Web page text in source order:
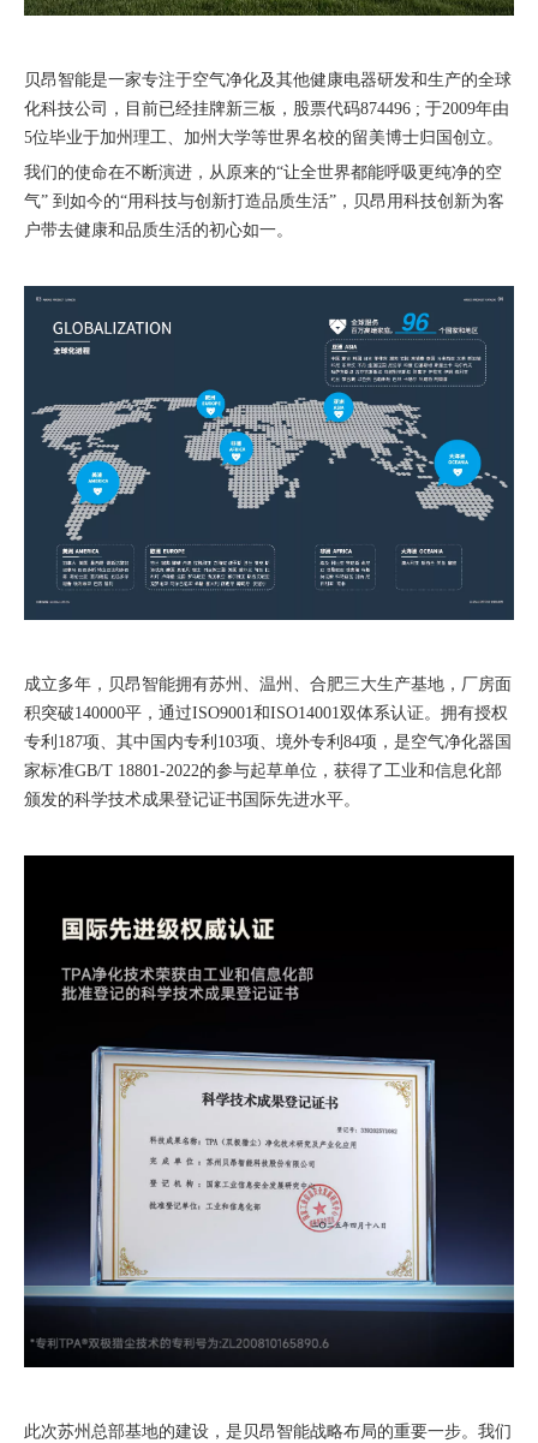
贝昂智能是一家专注于空气净化及其他健康电器研发和生产的全球
化科技公司，目前已经挂牌新三板，股票代码874496 ; 于2009年由
5位毕业于加州理工、加州大学等世界名校的留美博士归国创立。
我们的使命在不断演进，从原来的“让全世界都能呼吸更纯净的空
气” 到如今的“用科技与创新打造品质生活”，贝昂用科技创新为客
户带去健康和品质生活的初心如一。
成立多年，贝昂智能拥有苏州、温州、合肥三大生产基地，厂房面
积突破140000平，通过ISO9001和ISO14001双体系认证。拥有授权
专利187项、其中国内专利103项、境外专利84项，是空气净化器国
家标准GB/T 18801-2022的参与起草单位，获得了工业和信息化部
颁发的科学技术成果登记证书国际先进水平。
此次苏州总部基地的建设，是贝昂智能战略布局的重要一步。我们